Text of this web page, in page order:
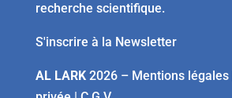
recherche scientifique.
S'inscrire à la Newsletter
AL LARK2026 – Mentions légales|